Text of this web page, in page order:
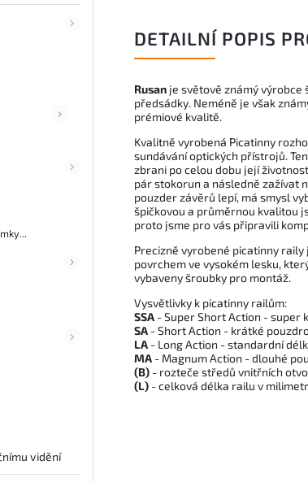
vidění
DETAILNÍ POPIS
Rusan je světově známý
předsádky. Neméně je však
prémiové kvalitě.
Kvalitně vyrobená Picatinny
sundávání optických přístrojů.
zbrani po celou dobu její
pár stokorun a následně zažívat
pouzder závěrů lepí, má smysl
špičkovou a průměrnou kvalitou
proto jsme pro vás připravili
Precizně vyrobené picatinny
povrchem ve vysokém lesku,
vybaveny šroubky pro montáž.
Vysvětlivky k picatinny railům:
SSA - Super Short Action - super
SA - Short Action - krátké
LA - Long Action - standardní
MA - Magnum Action - dlouhé
(B) - rozteče středů vnitřních
(L) - celková délka railu v